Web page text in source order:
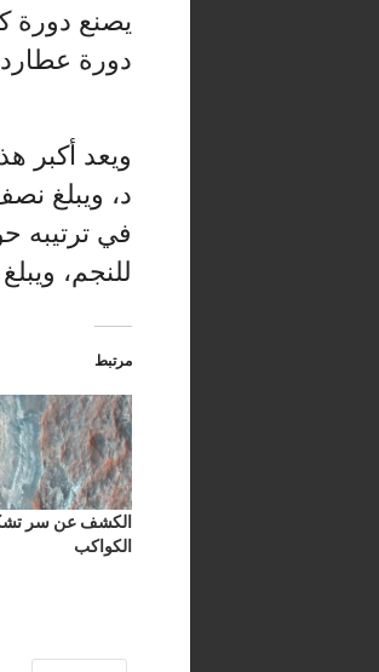
دورة
د، ويبلغ
في ترتيبه
للنجم، ويبلغ نصف
مرتبط
الكشف عن سر
الكواكب